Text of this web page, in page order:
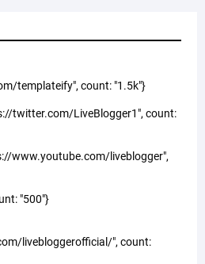
templateify", count: "1.5k"}
twitter.com/LiveBlogger1", count:
www.youtube.com/liveblogger",
"500"}
livebloggerofficial/", count: